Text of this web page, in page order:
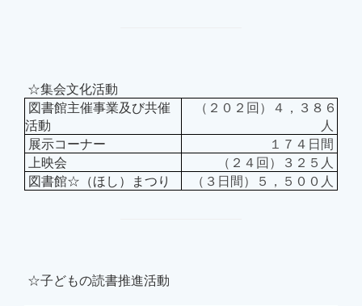
☆集会文化活動
図書館主催事業及び共催
活動
（２０２回）４，３８６
人
展示コーナー
１７４日間
上映会
（２４回）３２５人
図書館☆（ほし）まつり
（３日間）５，５００人
☆子どもの読書推進活動